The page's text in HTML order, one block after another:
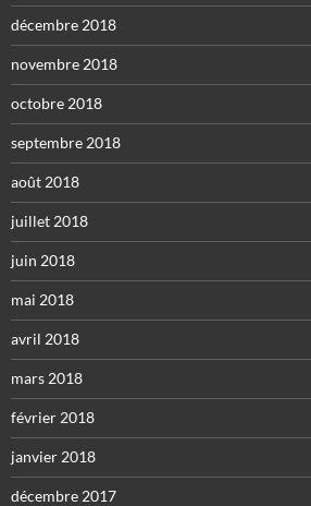
décembre 2018
novembre 2018
octobre 2018
septembre 2018
août 2018
juillet 2018
juin 2018
mai 2018
avril 2018
mars 2018
février 2018
janvier 2018
décembre 2017